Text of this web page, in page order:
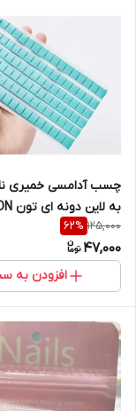
چسب آدامسی خمیری
به لاین دونه ای تون TON
125,000
62%
47,000
افزودن به